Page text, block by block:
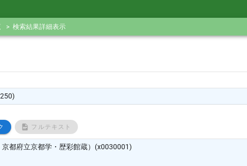
検索結果詳細表示
フルテキスト
都府立京都学・歴彩館蔵）(x0030001)